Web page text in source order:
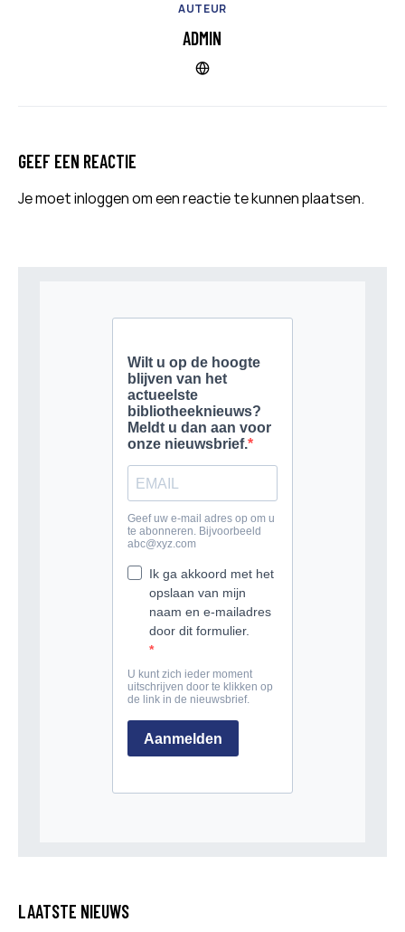
AUTEUR
ADMIN
GEEF EEN REACTIE
Je moetinloggenom een reactie te kunnen plaatsen.
LAATSTE NIEUWS